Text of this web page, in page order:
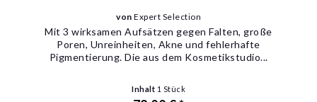
vonExpert Selection
Mit 3 wirksamen Aufsätzen gegen Falten, große
Poren, Unreinheiten, Akne und fehlerhafte
Pigmentierung. Die aus dem Kosmetikstudio...
Inhalt 1 Stück